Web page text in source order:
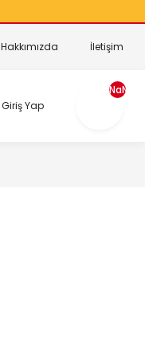
Hakkımızda İletişim
Giriş Yap
NaN